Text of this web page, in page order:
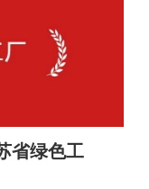
省绿色工